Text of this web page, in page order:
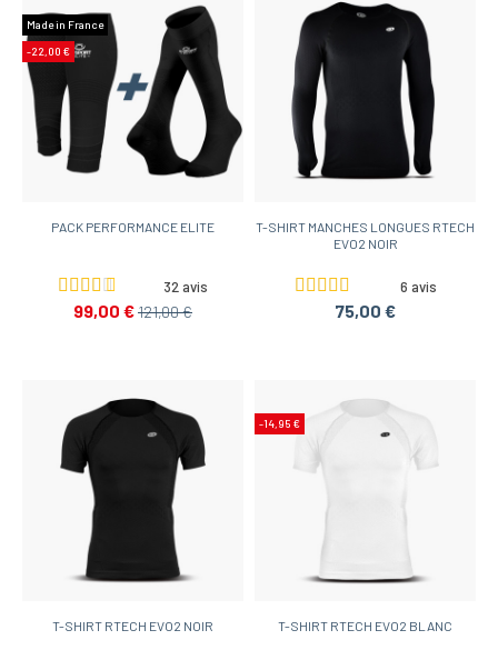
Made in France
-22,00 €
PACK PERFORMANCE ELITE
32 avis
99,00 €121,00 €
T-SHIRT MANCHES LONGUES RTECH
EVO2 NOIR
6 avis
75,00 €
T-SHIRT RTECH EVO2 NOIR
-14,95 €
T-SHIRT RTECH EVO2 BLANC